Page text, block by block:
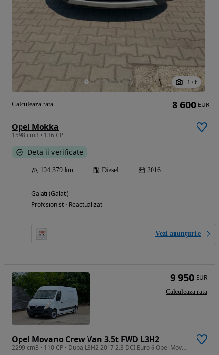
1 / 6
Opel Mokka
1598 cm3 • 136 CP
Detalii verificate
104 379 km Diesel 2016
Galati (Galati)
Profesionist • Reactualizat
Vezi anunțurile
8 600 EUR
Calculeaza rata
Opel Movano Crew Van 3.5t FWD L3H2
2299 cm3 • 110 CP • Duba L3H2 2017 2.3 DCI Euro 6 Opel Movano/Renault Master
9 950 EUR
Calculeaza rata